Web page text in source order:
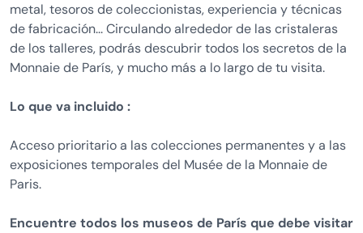
metal, tesoros de coleccionistas, experiencia y técnicas
de fabricación... Circulando alrededor de las cristaleras
de los talleres, podrás descubrir todos los secretos de la
Monnaie de París, y mucho más a lo largo de tu visita.
Lo que va incluido :
Acceso prioritario a las colecciones permanentes y a las
exposiciones temporales del Musée de la Monnaie de
Paris.
Encuentre todos los museos de París que debe visitar